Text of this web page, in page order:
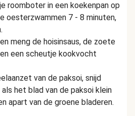
roomboter in een koekenpan op
oesterzwammen 7 - 8 minuten,
meng de hoisinsaus, de zoete
een scheutje kookvocht
van de paksoi, snijd
het blad van de paksoi klein
apart van de groene bladeren.